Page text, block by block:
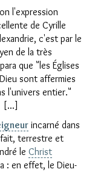
l'expression
de Cyrille
c'est par le
de la très
que "les Églises
sont affermies
l'univers entier."
[...]
incarné dans
terrestre et
le Christ
: en effet, le Dieu-